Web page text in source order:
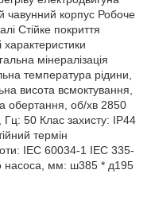
чавунний корпус Робоче
Стійке покриття
характеристики
мінералізація
температура рідини,
висота всмоктування,
обертання, об/хв 2850
50 Клас захисту: IP44
термін
IEC 60034-1 IEC 335-
насоса, мм: ш385 * д195